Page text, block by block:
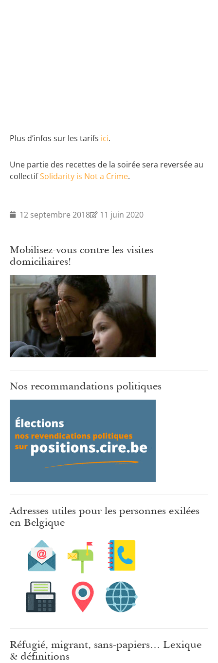
Plus d’infos sur les tarifs ici.
Une partie des recettes de la soirée sera reversée au
collectifSolidarity is Not a Crime.
12 septembre 2018 11 juin 2020
Mobilisez-vous contre les visites
domiciliaires!
Nos recommandations politiques
Adresses utiles pour les personnes exilées
en Belgique
Réfugié, migrant, sans-papiers… Lexique
& définitions